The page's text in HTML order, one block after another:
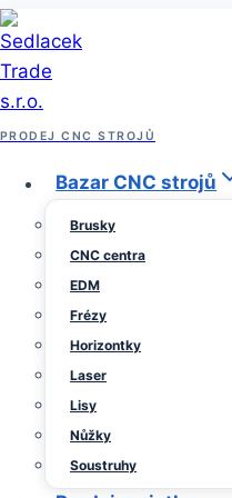
Přeskočit
na
obsah
PRODEJ CNC STROJŮ
Bazar CNC strojů
Brusky
CNC centra
EDM
Frézy
Horizontky
Laser
Lisy
Nůžky
Soustruhy
Archiv prodeje strojů
CNC
CTX 400 TWIN
OdSedlacek
Trade
prosince,
2022
11
října,
2023
CNC soustruh